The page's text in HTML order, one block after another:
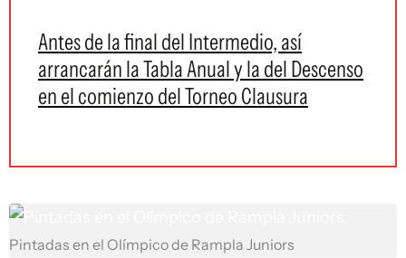
Antes de la final del Intermedio, así
arrancarán la Tabla Anual y la del Descenso
en el comienzo del Torneo Clausura
Pintadas en el Olímpico de Rampla Juniors